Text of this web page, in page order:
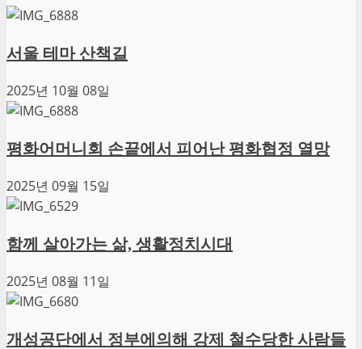
서울 테마 산책길
2025년 10월 08일
평화어머니회 손끝에서 피어난 평화협정 열망
2025년 09월 15일
함께 살아가는 삶, 생활정치시대
2025년 08월 11일
개성공단에서 정부에의해 강제 철수당한 사람들